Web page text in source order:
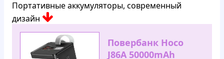
Портативные аккумуляторы, современный
дизайн
Повербанк Hoco
J86A 50000mAh